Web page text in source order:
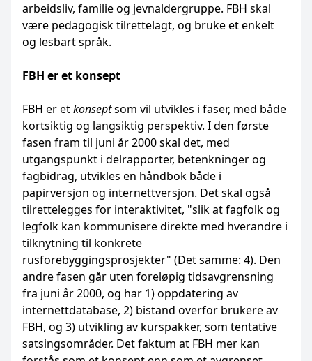
arbeidsliv, familie og jevnaldergruppe. FBH skal
være pedagogisk tilrettelagt, og bruke et enkelt
og lesbart språk.
FBH er et konsept
FBH er etkonseptsom vil utvikles i faser, med både
kortsiktig og langsiktig perspektiv. I den første
fasen fram til juni år 2000 skal det, med
utgangspunkt i delrapporter, betenkninger og
fagbidrag, utvikles en håndbok både i
papirversjon og internettversjon. Det skal også
tilrettelegges for interaktivitet, "slik at fagfolk og
legfolk kan kommunisere direkte med hverandre i
tilknytning til konkrete
rusforebyggingsprosjekter" (Det samme: 4). Den
andre fasen går uten foreløpig tidsavgrensning
fra juni år 2000, og har 1) oppdatering av
internettdatabase, 2) bistand overfor brukere av
FBH, og 3) utvikling av kurspakker, som tentative
satsingsområder. Det faktum at FBH mer kan